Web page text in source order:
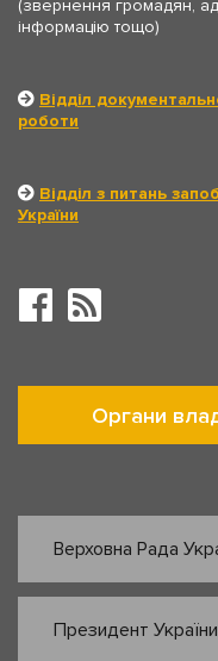
(звернення громадян,
інформацію тощо)
Відділ
роботи
Відділ з питань
України
Органи
Верховна Рада
Президент України